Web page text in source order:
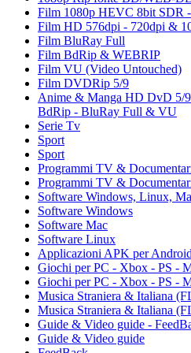
Film 1080p HEVC 8bit SDR
Film HD 576dpi - 720dpi &
Film BluRay Full
Film BdRip & WEBRIP
Film VU (Video Untouched)
Film DVDRip 5/9
Anime & Manga HD DvD 5/
BdRip - BluRay Full & VU
Serie Tv
Sport
Sport
Programmi TV &
Programmi TV &
Software Windows, Linux,
Software Windows
Software Mac
Software Linux
Applicazioni APK per Android
Giochi per PC - Xbox - PS -
Giochi per PC - Xbox - PS -
Musica Straniera & Italiana
Musica Straniera & Italiana
Guide & Video guide -
Guide & Video guide